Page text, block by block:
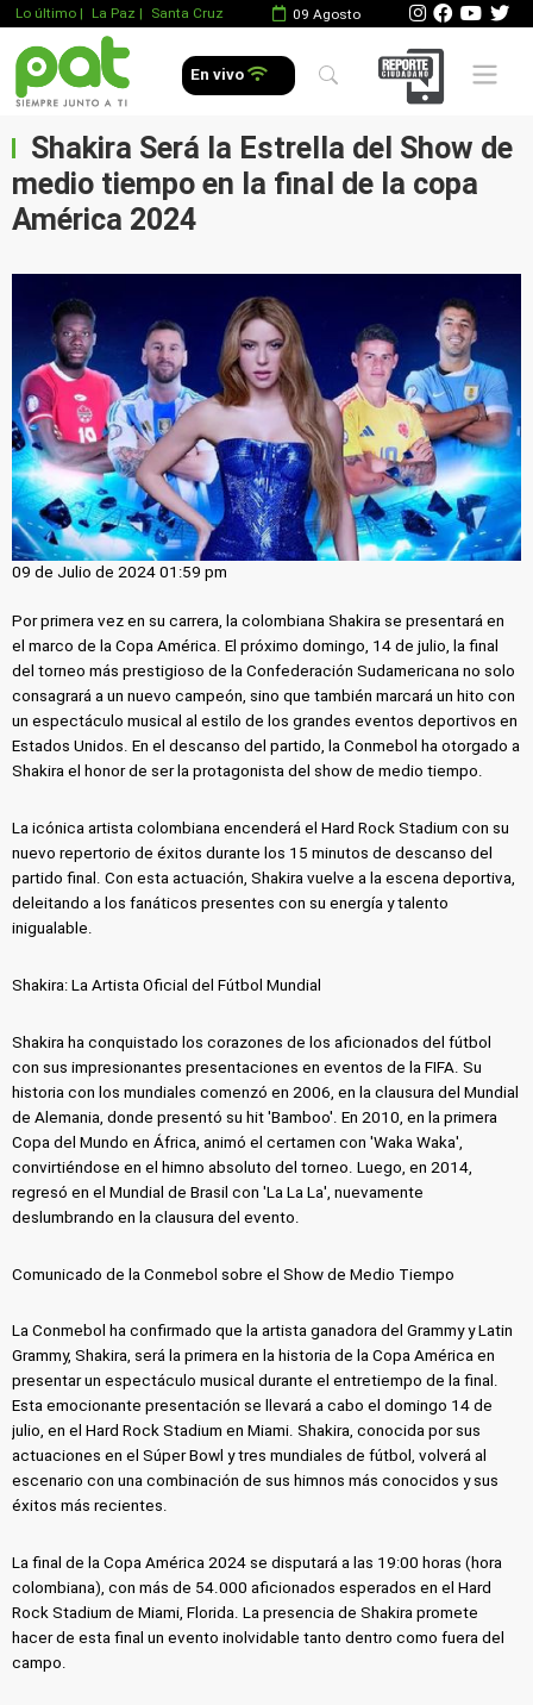
Lo último | La Paz | Santa Cruz 09 Agosto
En vivo Mobile
Shakira Será la Estrella del Show de
medio tiempo en la final de la copa
América 2024
09 de Julio de 2024 01:59 pm
Por primera vez en su carrera, la colombiana Shakira se presentará en
el marco de la Copa América. El próximo domingo, 14 de julio, la final
del torneo más prestigioso de la Confederación Sudamericana no solo
consagrará a un nuevo campeón, sino que también marcará un hito con
un espectáculo musical al estilo de los grandes eventos deportivos en
Estados Unidos. En el descanso del partido, la Conmebol ha otorgado a
Shakira el honor de ser la protagonista del show de medio tiempo.
La icónica artista colombiana encenderá el Hard Rock Stadium con su
nuevo repertorio de éxitos durante los 15 minutos de descanso del
partido final. Con esta actuación, Shakira vuelve a la escena deportiva,
deleitando a los fanáticos presentes con su energía y talento
inigualable.
Shakira: La Artista Oficial del Fútbol Mundial
Shakira ha conquistado los corazones de los aficionados del fútbol
con sus impresionantes presentaciones en eventos de la FIFA. Su
historia con los mundiales comenzó en 2006, en la clausura del Mundial
de Alemania, donde presentó su hit 'Bamboo'. En 2010, en la primera
Copa del Mundo en África, animó el certamen con 'Waka Waka',
convirtiéndose en el himno absoluto del torneo. Luego, en 2014,
regresó en el Mundial de Brasil con 'La La La', nuevamente
deslumbrando en la clausura del evento.
Comunicado de la Conmebol sobre el Show de Medio Tiempo
La Conmebol ha confirmado que la artista ganadora del Grammy y Latin
Grammy, Shakira, será la primera en la historia de la Copa América en
presentar un espectáculo musical durante el entretiempo de la final.
Esta emocionante presentación se llevará a cabo el domingo 14 de
julio, en el Hard Rock Stadium en Miami. Shakira, conocida por sus
actuaciones en el Súper Bowl y tres mundiales de fútbol, volverá al
escenario con una combinación de sus himnos más conocidos y sus
éxitos más recientes.
La final de la Copa América 2024 se disputará a las 19:00 horas (hora
colombiana), con más de 54.000 aficionados esperados en el Hard
Rock Stadium de Miami, Florida. La presencia de Shakira promete
hacer de esta final un evento inolvidable tanto dentro como fuera del
campo.